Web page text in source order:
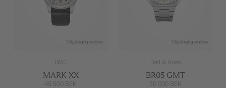
Tillgänglig online
IWC
MARK XX
49 500 SEK
Tillgänglig online
Bell & Ross
BR05 GMT
35 000 SEK